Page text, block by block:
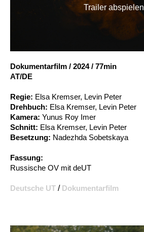
Gutscheine
& Filmpässe
Trailer abspielen
Dokumentarfilm / 2024 / 77min
AT/DE
Regie: Elsa Kremser, Levin Peter
Drehbuch: Elsa Kremser, Levin Peter
Kamera: Yunus Roy Imer
Schnitt: Elsa Kremser, Levin Peter
Besetzung: Nadezhda Sobetskaya
Fassung:
Russische OV mit deUT
Deutsche UT / Dokumentarfilm